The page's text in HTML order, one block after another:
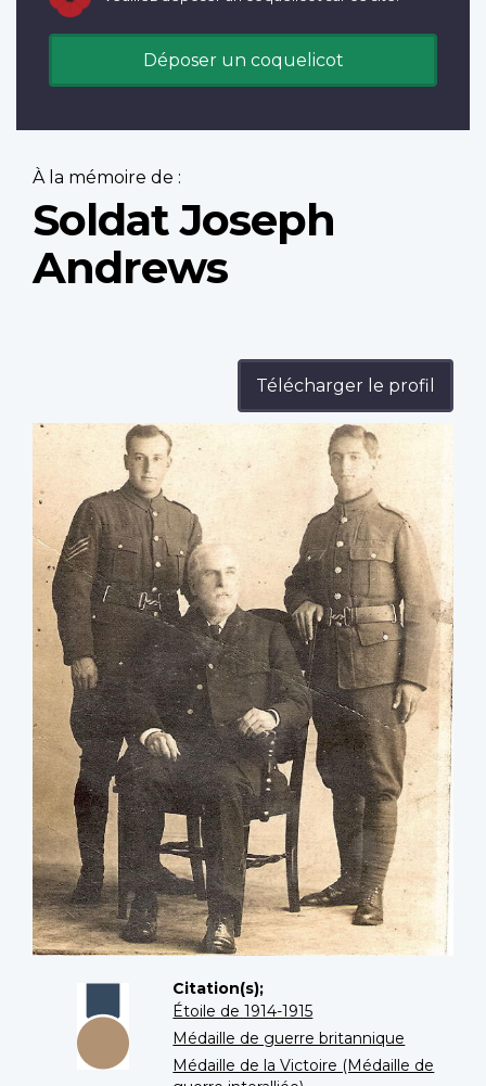
Déposer un coquelicot
À la mémoire de :
Soldat Joseph
Andrews
Télécharger le profil
Citation(s);
Étoile de 1914-1915
Médaille de guerre britannique
Médaille de la Victoire (Médaille de